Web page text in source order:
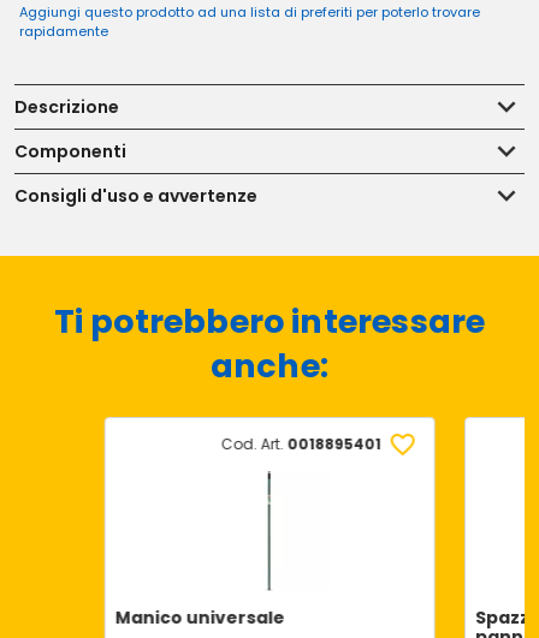
Aggiungi questo prodotto ad una lista di preferiti per poterlo trovare
rapidamente
Descrizione
Componenti
Consigli d'uso e avvertenze
Ti potrebbero interessare
anche:
Cod. Art. 0018895401
Manico universale